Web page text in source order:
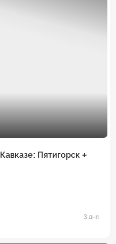
Пятигорск +
3 дня